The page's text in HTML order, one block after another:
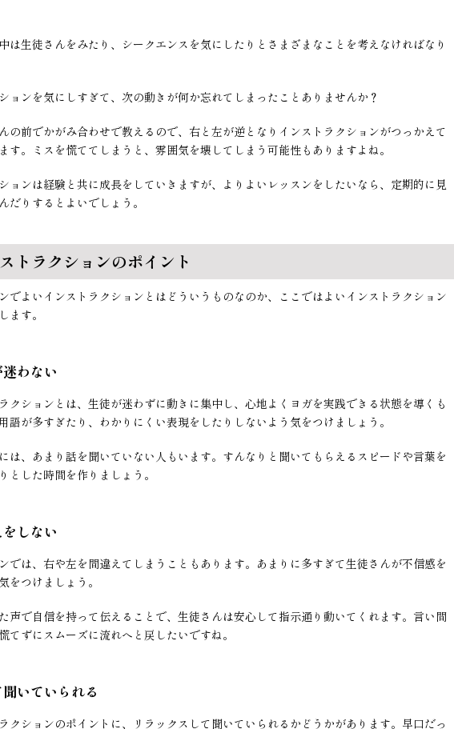
は生徒さんをみたり、シークエンスを気にしたりとさまざまなことを考えなければなり
ョンを気にしすぎて、次の動きが何か忘れてしまったことありませんか？
の前でかがみ合わせで教えるので、右と左が逆となりインストラクションがつっかえて
す。ミスを慌ててしまうと、雰囲気を壊してしまう可能性もありますよね。
ョンは経験と共に成長をしていきますが、よりよいレッスンをしたいなら、定期的に見
だりするとよいでしょう。
トラクションのポイント
でよいインストラクションとはどういうものなのか、ここではよいインストラクション
ます。
わない
クションとは、生徒が迷わずに動きに集中し、心地よくヨガを実践できる状態を導くも
語が多すぎたり、わかりにくい表現をしたりしないよう気をつけましょう。
は、あまり話を聞いていない人もいます。すんなりと聞いてもらえるスピードや言葉を
とした時間を作りましょう。
しない
では、右や左を間違えてしまうこともあります。あまりに多すぎて生徒さんが不信感を
をつけましょう。
声で自信を持って伝えることで、生徒さんは安心して指示通り動いてくれます。言い間
てずにスムーズに流れへと戻したいですね。
いていられる
クションのポイントに、リラックスして聞いていられるかどうかがあります。早口だっ